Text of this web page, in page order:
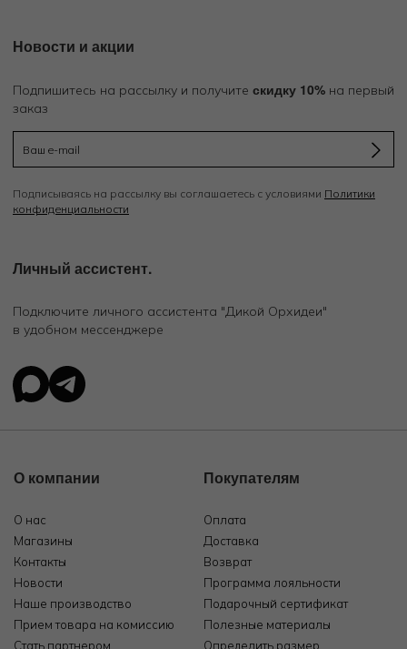
Новости и акции
Подпишитесь на рассылку и получите скидку 10% на первый
заказ
Подписываясь на рассылку вы соглашаетесь с условиями Политики
конфиденциальности
Личный ассистент.
Подключите личного ассистента "Дикой Орхидеи"
в удобном мессенджере
О компании
О нас
Магазины
Контакты
Новости
Наше производство
Прием товара на комиссию
Стать партнером
Покупателям
Оплата
Доставка
Возврат
Программа лояльности
Подарочный сертификат
Полезные материалы
Определить размер